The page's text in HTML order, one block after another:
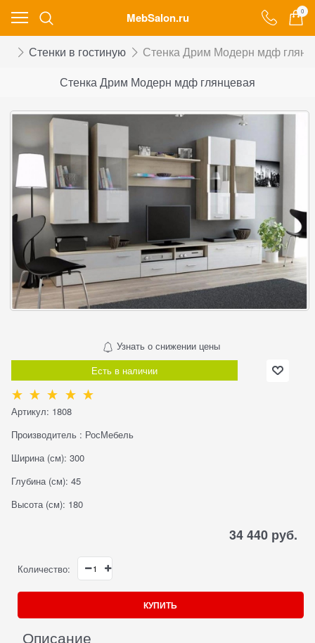
MebSalon.ru 0
Стенки в гостиную
Стенка Дрим Модерн мдф
Стенка Дрим Модерн мдф глянцевая
Узнать о снижении цены
Есть в наличии
Артикул: 1808
Производитель : РосМебель
Ширина (см): 300
Глубина (см): 45
Высота (см): 180
34 440 руб.
Количество:
КУПИТЬ
Описание